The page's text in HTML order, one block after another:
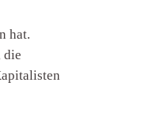
hat.
die